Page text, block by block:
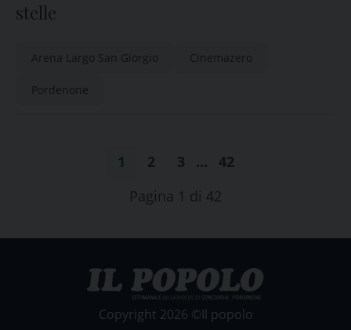
stelle
Arena Largo San Giorgio Cinemazero
Pordenone
1 2 3 …
42
Pagina 1 di 42
Copyright 2026 ©Il popolo